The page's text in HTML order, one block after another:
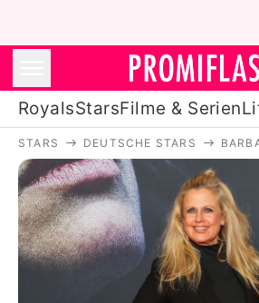
RoyalsStarsFilme & Serien
Royals
Stars
Filme & Serien
Lifestyle
STARS DEUTSCHE STARS